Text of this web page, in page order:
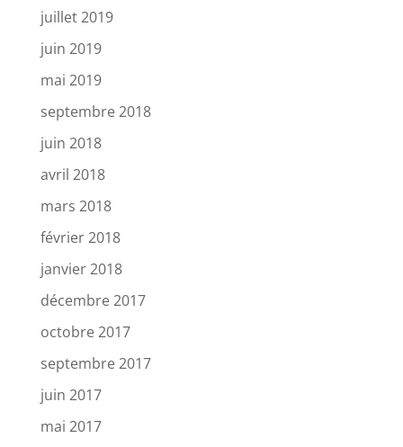
juillet 2019
juin 2019
mai 2019
septembre 2018
juin 2018
avril 2018
mars 2018
février 2018
janvier 2018
décembre 2017
octobre 2017
septembre 2017
juin 2017
mai 2017